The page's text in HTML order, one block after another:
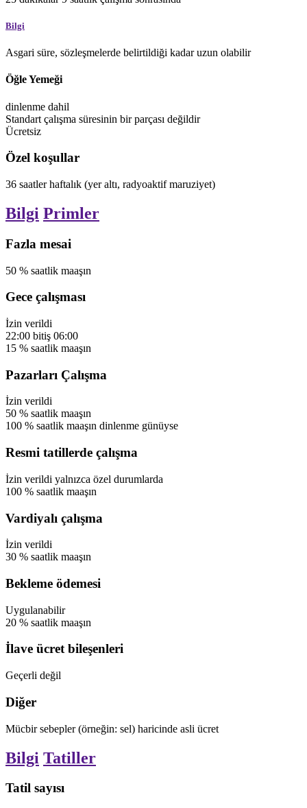
Bilgi
Asgari süre, sözleşmelerde belirtildiği kadar uzun olabilir
Öğle Yemeği
dinlenme dahil
Standart çalışma süresinin bir parçası değildir
Ücretsiz
Özel koşullar
36 saatlerhaftalık (yer altı, radyoaktif maruziyet)
Bilgi Primler
Fazla mesai
50 % saatlik maaşın
Gece çalışması
İzin verildi
22:00 bitiş 06:00
15 % saatlik maaşın
Pazarları Çalışma
İzin verildi
50 % saatlik maaşın
100 % saatlik maaşın dinlenme günüyse
Resmi tatillerde çalışma
İzin verildi yalnızca özel durumlarda
100 % saatlik maaşın
Vardiyalı çalışma
İzin verildi
30 % saatlik maaşın
Bekleme ödemesi
Uygulanabilir
20 % saatlik maaşın
İlave ücret bileşenleri
Geçerli değil
Diğer
Mücbir sebepler (örneğin: sel) haricinde asli ücret
Bilgi Tatiller
Tatil sayısı